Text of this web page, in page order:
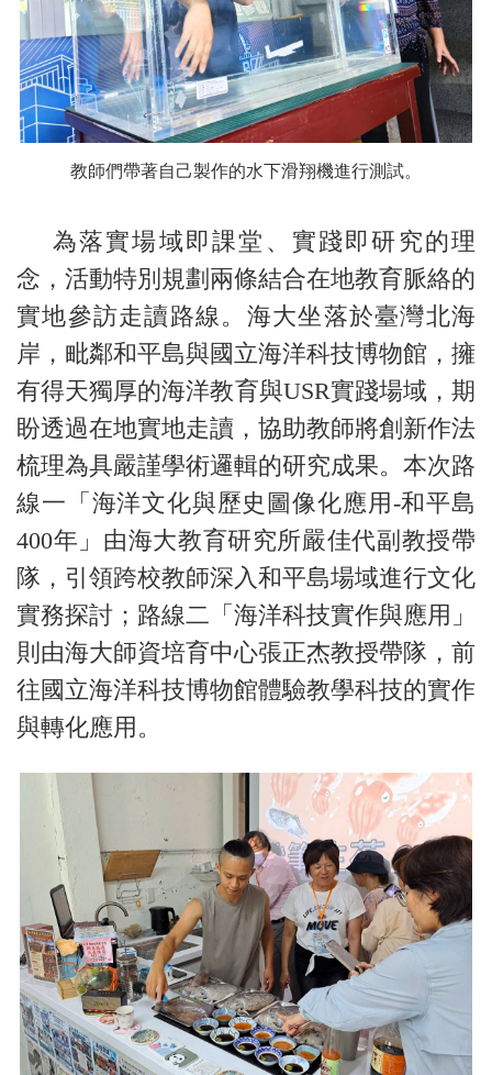
教師們帶著自己製作的水下滑翔機進行測試。
為落實場域即課堂、實踐即研究的理
念，活動特別規劃兩條結合在地教育脈絡的
實地參訪走讀路線。海大坐落於臺灣北海
岸，毗鄰和平島與國立海洋科技博物館，擁
有得天獨厚的海洋教育與USR實踐場域，期
盼透過在地實地走讀，協助教師將創新作法
梳理為具嚴謹學術邏輯的研究成果。本次路
線一「海洋文化與歷史圖像化應用-和平島
400年」由海大教育研究所嚴佳代副教授帶
隊，引領跨校教師深入和平島場域進行文化
實務探討；路線二「海洋科技實作與應用」
則由海大師資培育中心張正杰教授帶隊，前
往國立海洋科技博物館體驗教學科技的實作
與轉化應用。